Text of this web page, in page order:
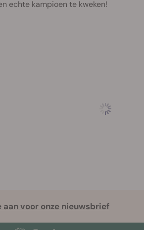
echte kampioen te kweken!
aan voor onze nieuwsbrief